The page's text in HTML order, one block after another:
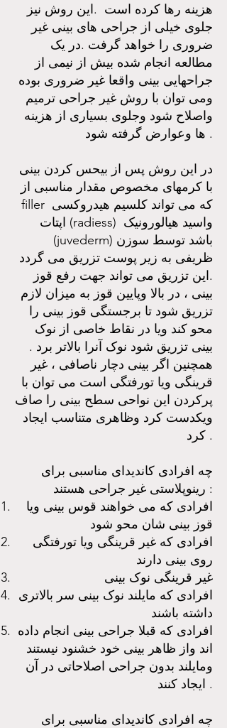
هزینه رها کرده است .این روش نیز
جلوی خیلی از جراحی های بینی غیر
ضروری را خواهد گرفت .در یک
مطالعه انجام شده بیش از نیمی از
جراحهایی بینی واقعا غیر ضروری بوده
ومی توان با روش غیر جراحی ترمیم
واصلاح شود وجلوی بسیاری از هزینه
ها وعوارض گرفته شود .
در این روش پس از بیحس کردن بینی
با کرمهای مخصوص مقدار مناسبی از
filler که می تواند کلسیم هیدروکسی
اپتات (radiess) واسید هیالورونیک
(juvederm) باشد توسط سوزن
ظریفی به زیر پوست تزریق می گردد
.این تزریق می تواند جهت رفع قوز
بینی ، در بالا وپایین قوز به میزان لازم
تزریق شود تا برجستگی قوز بینی را
محو کند ویا در نقاط خاصی از نوک
بینی تزریق شود نوک آنرا بالاتر برد .
همچنین اگر بینی دچار ناصافی ، غیر
قرینگی ویا تورفتگی است می توان با
پرکردن این نواحی سطح بینی را صاف
ویکدست کرد وظاهری متناسب ایجاد
کرد .
چه افرادی کاندیدای مناسبی برای
رینوپلاستی غیر جراحی هستند :
افرادی که می خواهند قوس بینی ویا
قوز بینی شان محو شود
افرادی که غیر قرینگی ویا تورفتگی
روی بینی دارند
غیر قرینگی نوک بینی
افرادی که مایلند نوک بینی سر بالاتری
داشته باشند
افرادی که قبلا جراحی بینی انجام داده
اند واز ظاهر بینی خود خشنود نیستند
ومایلند بدون جراحی اصلاحاتی در آن
ایجاد کنند .
چه افرادی کاندیدای مناسبی برای